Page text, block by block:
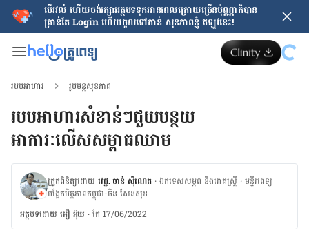
បើរវល់ ហើយចង់​រក្សាអត្ថបទទុកអានពេលក្រោយ​ច្រើនប៉ុណ្ណាក៏បាន
គ្រាន់តែ​ Login ហើយចូលទៅកាន់ សុខភាពខ្ញុំ ឥឡូវនេះ!
របបអាហារ រូបមន្តសុខភាព
របបអាហារសំខាន់ៗជួយបន្ថយ
អាការៈលើសសម្ពាធឈាម
ត្រួតពិនិត្យដោយ វេជ្ជ. ចាន់ ស៊ីណេត ·ឯកទេសសម្ភព និងរោគស្ត្រី ·ម​ន្ទីរពេទ្យ
បង្អែកមិត្តភាពកម្ពុជា-ចិន សែនសុខ
អត្ថបទ​ដោយ អឿ អ៊ុយ ·កែ 17/06/2022